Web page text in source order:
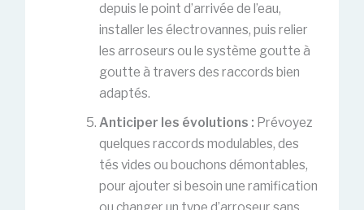
depuis le point d’arrivée de l’eau,
installer les électrovannes, puis relier
les arroseurs ou le système goutte à
goutte à travers des raccords bien
adaptés.
Anticiper les évolutions : Prévoyez
quelques raccords modulables, des
tés vides ou bouchons démontables,
pour ajouter si besoin une ramification